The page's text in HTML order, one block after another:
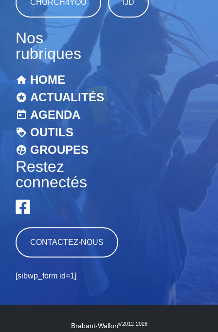
CHURCH4YOU IJD
Nos
rubriques
HOME
ACTUALITÉS
AGENDA
OUTILS
GROUPES
Restez
connectés
CONTACTEZ-NOUS
[sibwp_form id=1]
Brabant-Wallon©2012-2026